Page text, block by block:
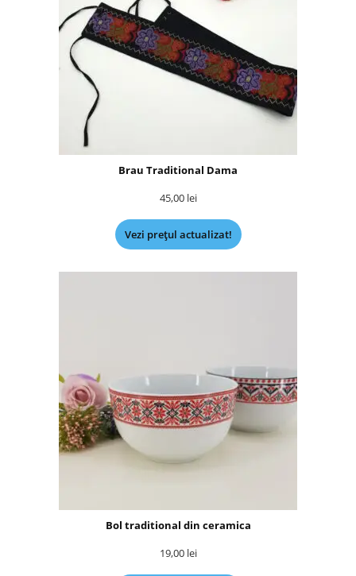
Brau Traditional Dama
45,00 lei
Vezi prețul actualizat!
Bol traditional din ceramica
19,00 lei